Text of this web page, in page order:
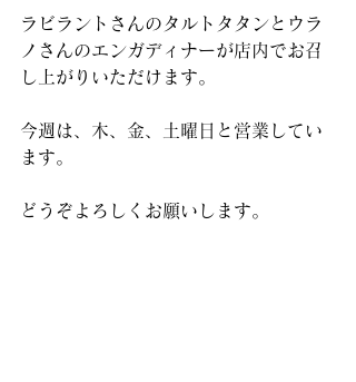
ラビラントさんのタルトタタンとウラ
ノさんのエンガディナーが店内でお召
し上がりいただけます。
今週は、木、金、土曜日と営業してい
ます。
どうぞよろしくお願いします。